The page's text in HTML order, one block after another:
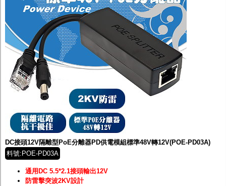
DC接頭12V隔離型PoE分離器PD供電模組標準48V轉12V(POE-PD03A)
料號:POE-PD03A
通用DC 5.5*2.1接頭輸出12V
防雷擊突波2KV設計